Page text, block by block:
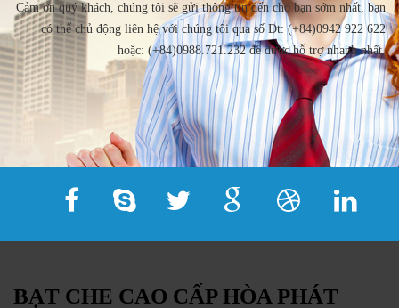
Cảm ơn quý khách, chúng tôi sẽ gửi thông tin đến cho bạn sớm nhất, bạn
có thể chủ động liên hệ với chúng tôi qua số Đt: (+84)0942 922 622
hoặc: (+84)0988.721.232 để được hỗ trợ nhanh nhất.
BẠT CHE CAO CẤP HÒA PHÁT